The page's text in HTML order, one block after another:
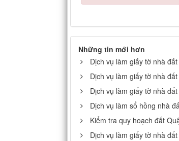
Những tin mới hơn
Dịch vụ làm giấy tờ nhà
Dịch vụ làm giấy tờ nhà
Dịch vụ làm giấy tờ nhà
Dịch vụ làm sổ hồng nhà
Kiểm tra quy hoạch đất
Dịch vụ làm giấy tờ nhà